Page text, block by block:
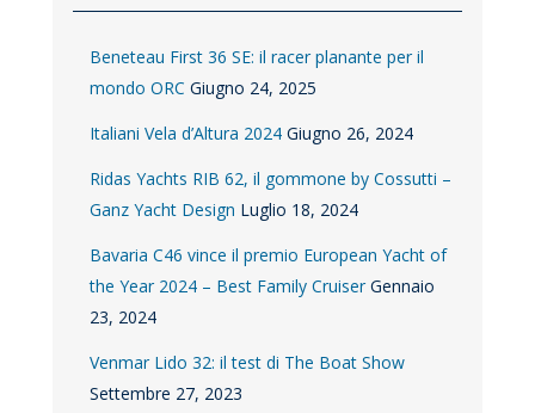
Beneteau First 36 SE: il racer planante per il
mondo ORC Giugno 24, 2025
Italiani Vela d’Altura 2024 Giugno 26, 2024
Ridas Yachts RIB 62, il gommone by Cossutti –
Ganz Yacht Design Luglio 18, 2024
Bavaria C46 vince il premio European Yacht of
the Year 2024 – Best Family Cruiser Gennaio
23, 2024
Venmar Lido 32: il test di The Boat Show
Settembre 27, 2023